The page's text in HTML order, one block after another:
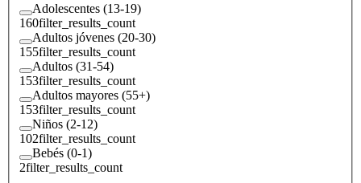
Adolescentes (13-19)
160filter_results_count
Adultos jóvenes (20-30)
155filter_results_count
Adultos (31-54)
153filter_results_count
Adultos mayores (55+)
153filter_results_count
Niños (2-12)
102filter_results_count
Bebés (0-1)
2filter_results_count